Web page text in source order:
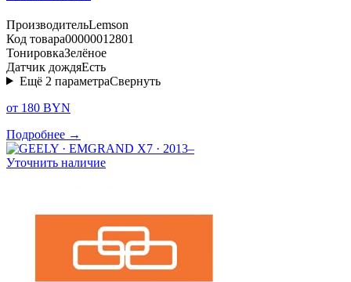
ПроизводительLemson
Код товара00000012801
ТонировкаЗелёное
Датчик дождяЕсть
Ещё 2 параметраСвернуть
от 180 BYN
Подробнее →
Уточнить наличие